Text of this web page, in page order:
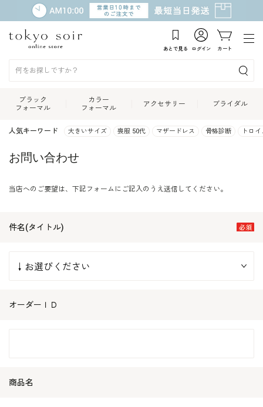
あとで見る ログイン カート
ブラック
フォーマル
カラー
フォーマル
アクセサリー ブライダル
人気キーワード 大きいサイズ 喪服 50代 マザードレス 骨格診断 トロ
お問い合わせ
当店へのご要望は、下記フォームにご記入のうえ送信してください。
件名(タイトル)
オーダーＩＤ
商品名